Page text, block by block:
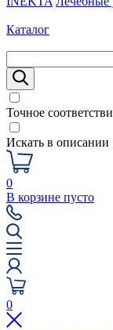
Каталог
Точное
Искать в описании
0
В корзине пусто
0